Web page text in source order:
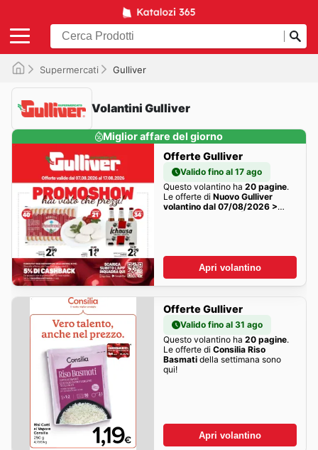
Supermercati Gulliver
Volantini Gulliver
Miglior affare del giorno
Offerte Gulliver
Valido fino al 17 ago
Questo volantino ha 20 pagine.
Le offerte di Nuovo Gulliver
volantino dal 07/08/2026 >
Apri volantino
Offerte Gulliver
Valido fino al 31 ago
Questo volantino ha 20 pagine.
Le offerte di Consilia Riso
Basmatidella settimana sono
qui!
Apri volantino